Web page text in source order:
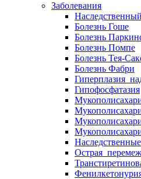
Заболевания
Болезнь Гоше
Болезнь
Болезнь Помпе
Болезнь Тея-
Болезнь Фабри
Гипофосфатазия